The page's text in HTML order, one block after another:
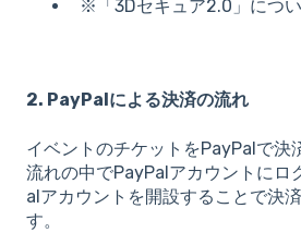
※「3Dセキュア2.0」につ
2. PayPalによる決済の流れ
イベントのチケットをPayPalで決
流れの中でPayPalアカウントにロ
alアカウントを開設することで決
す。